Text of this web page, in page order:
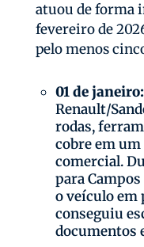
atuou de forma
fevereiro de
pelo menos
01 de janeiro:
Renault/
rodas,
cobre em
comercial.
para
o veículo em
conseguiu
documentos